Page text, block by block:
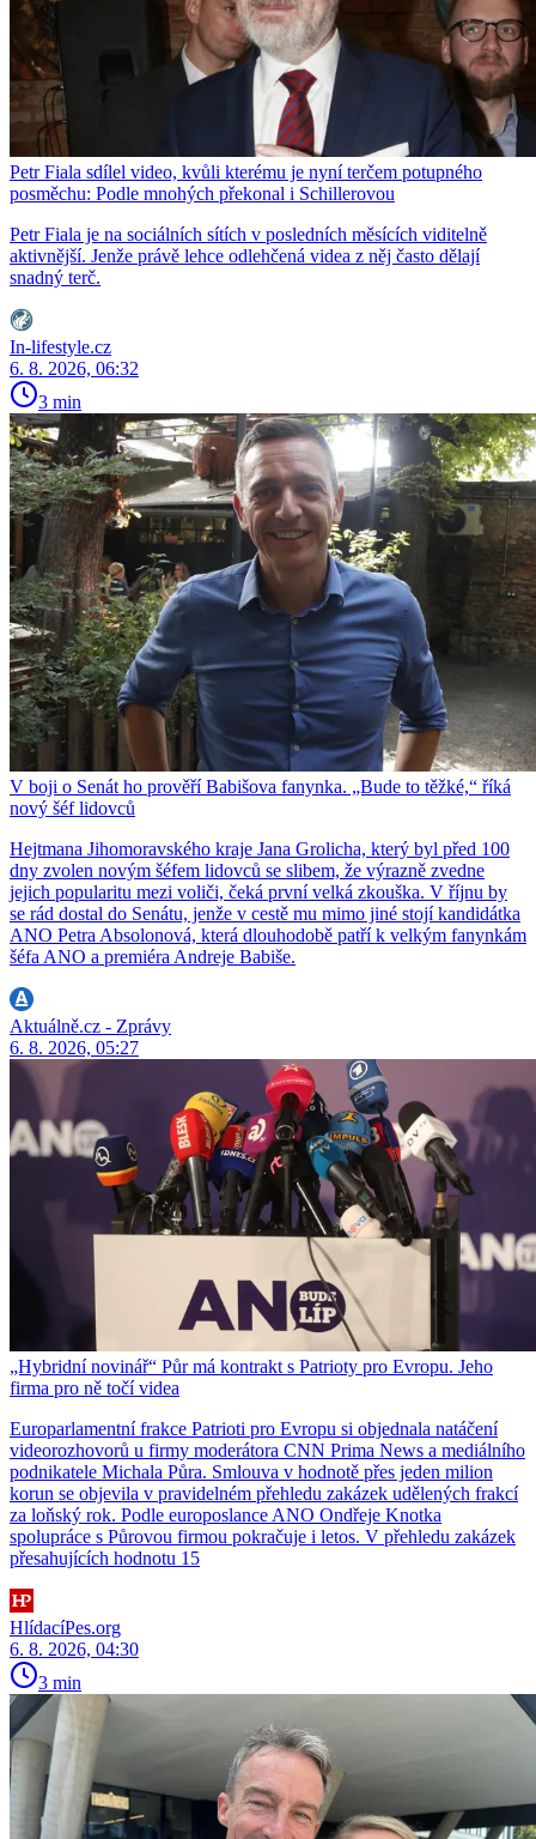
Petr Fiala sdílel video, kvůli kterému je nyní terčem potupného
posměchu: Podle mnohých překonal i Schillerovou
Petr Fiala je na sociálních sítích v posledních měsících viditelně
aktivnější. Jenže právě lehce odlehčená videa z něj často dělají
snadný terč.
In-lifestyle.cz
6. 8. 2026, 06:32
3 min
V boji o Senát ho prověří Babišova fanynka. „Bude to těžké,“ říká
nový šéf lidovců
Hejtmana Jihomoravského kraje Jana Grolicha, který byl před 100
dny zvolen novým šéfem lidovců se slibem, že výrazně zvedne
jejich popularitu mezi voliči, čeká první velká zkouška. V říjnu by
se rád dostal do Senátu, jenže v cestě mu mimo jiné stojí kandidátka
ANO Petra Absolonová, která dlouhodobě patří k velkým fanynkám
šéfa ANO a premiéra Andreje Babiše.
Aktuálně.cz - Zprávy
6. 8. 2026, 05:27
„Hybridní novinář“ Půr má kontrakt s Patrioty pro Evropu. Jeho
firma pro ně točí videa
Europarlamentní frakce Patrioti pro Evropu si objednala natáčení
videorozhovorů u firmy moderátora CNN Prima News a mediálního
podnikatele Michala Půra. Smlouva v hodnotě přes jeden milion
korun se objevila v pravidelném přehledu zakázek udělených frakcí
za loňský rok. Podle europoslance ANO Ondřeje Knotka
spolupráce s Půrovou firmou pokračuje i letos. V přehledu zakázek
přesahujících hodnotu 15
HlídacíPes.org
6. 8. 2026, 04:30
3 min